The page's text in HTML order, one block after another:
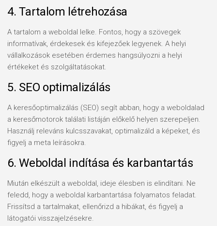
4. Tartalom létrehozása
A tartalom a weboldal lelke. Fontos, hogy a szövegek
informatívak, érdekesek és kifejezőek legyenek. A helyi
vállalkozások esetében érdemes hangsúlyozni a helyi
értékeket és szolgáltatásokat.
5. SEO optimalizálás
A keresőoptimalizálás (SEO) segít abban, hogy a weboldalad
a keresőmotorok találati listáján előkelő helyen szerepeljen.
Használj releváns kulcsszavakat, optimalizáld a képeket, és
figyelj a meta leírásokra.
6. Weboldal indítása és karbantartás
Miután elkészült a weboldal, ideje élesben is elindítani. Ne
feledd, hogy a weboldal karbantartása folyamatos feladat.
Frissítsd a tartalmakat, ellenőrizd a hibákat, és figyelj a
látogatói visszajelzésekre.